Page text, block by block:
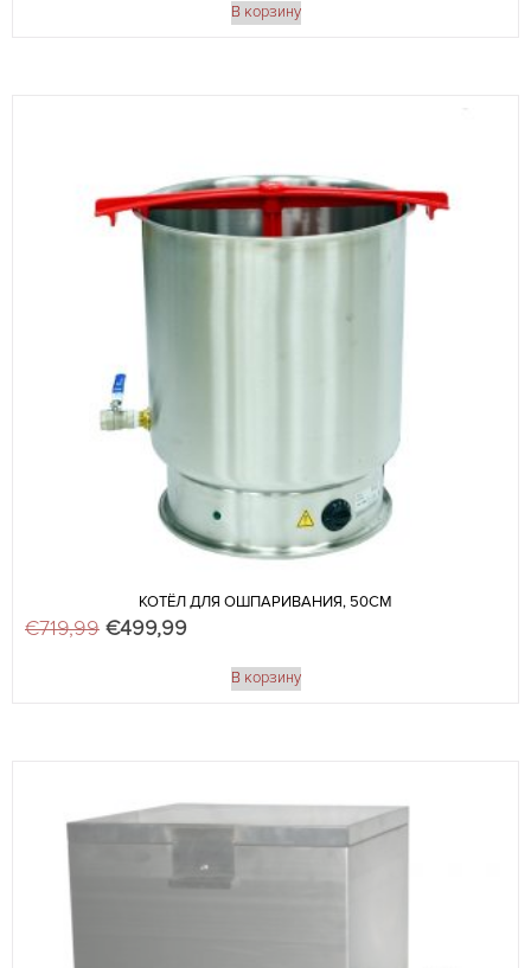
В корзину
КОТЁЛ ДЛЯ ОШПАРИВАНИЯ, 50СМ
€719,99 Первоначальная цена составляла €719,99.
€499,99
В корзину